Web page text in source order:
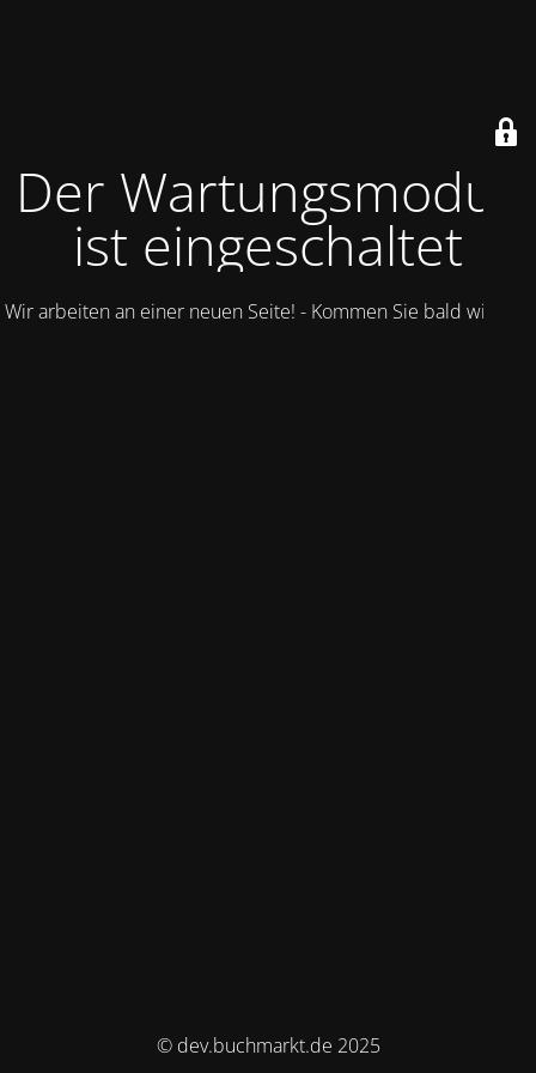
Der Wartungsmodus
ist eingeschaltet
Wir arbeiten an einer neuen Seite! - Kommen Sie bald wieder.
© dev.buchmarkt.de 2025